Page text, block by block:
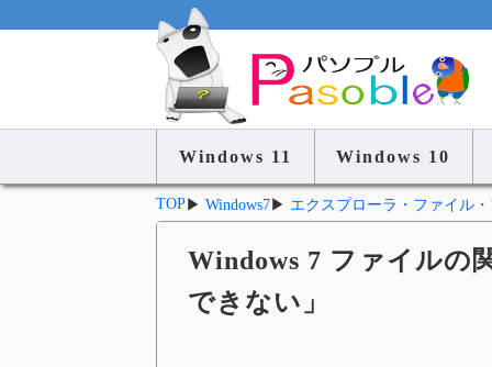
Windows 11 Windows 10
TOP ▶ Windows7 ▶ エクスプローラ・ファイル
Windows 7 ファイルの
できない」